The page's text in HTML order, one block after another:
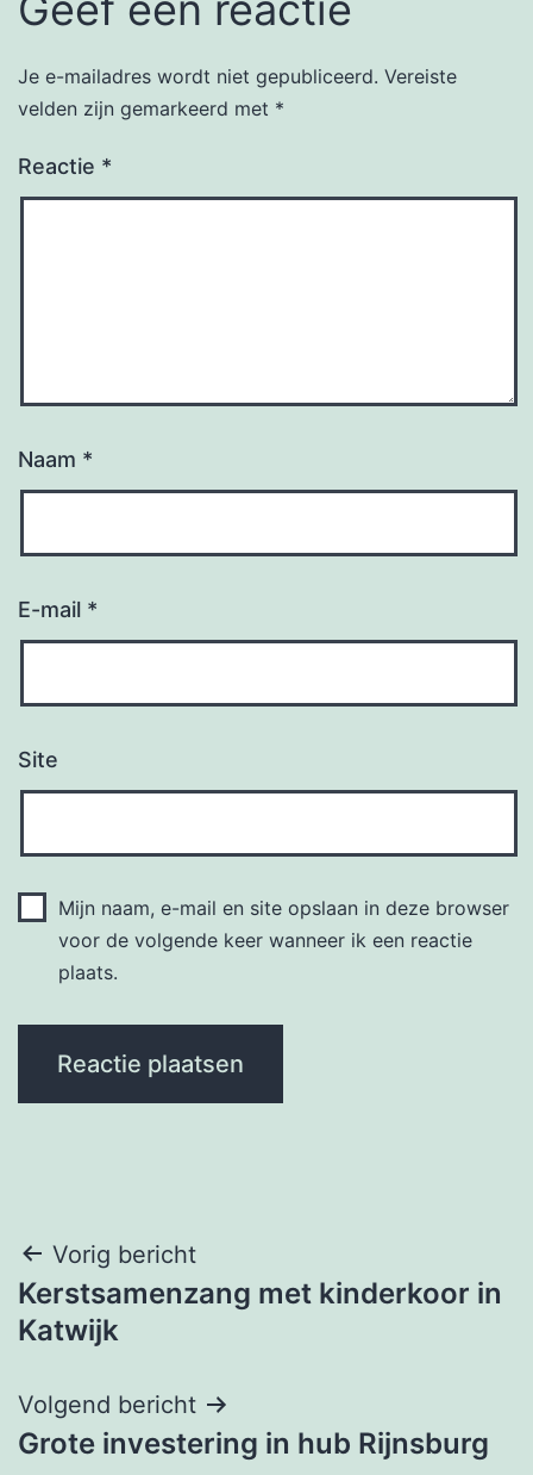
Je e-mailadres wordt niet gepubliceerd. Vereiste
velden zijn gemarkeerd met *
Reactie *
Naam *
E-mail *
Site
Mijn naam, e-mail en site opslaan in deze browser
voor de volgende keer wanneer ik een reactie
plaats.
Bericht
navigatie
Vorig bericht
Kerstsamenzang met kinderkoor in
Katwijk
Volgend bericht
Grote investering in hub Rijnsburg